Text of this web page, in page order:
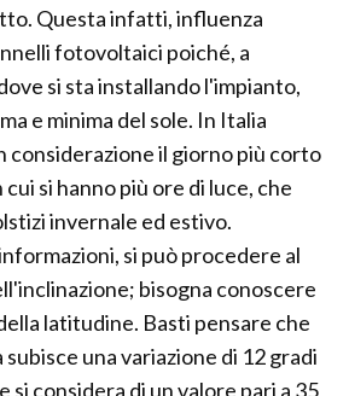
Questa infatti, influenza
fotovoltaici poiché, a
si sta installando l'impianto,
e minima del sole. In Italia
considerazione il giorno più corto
cui si hanno più ore di luce, che
invernale ed estivo.
si può procedere al
bisogna conoscere
latitudine. Basti pensare che
una variazione di 12 gradi
si considera di un valore pari a 35